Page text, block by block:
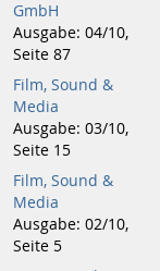
GmbH
Ausgabe: 04/10,
Seite 87
Film, Sound &
Media
Ausgabe: 03/10,
Seite 15
Film, Sound &
Media
Ausgabe: 02/10,
Seite 5